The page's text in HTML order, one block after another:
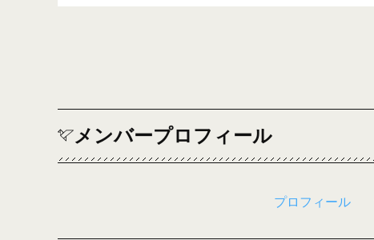
メンバープロフィール
プロフィール